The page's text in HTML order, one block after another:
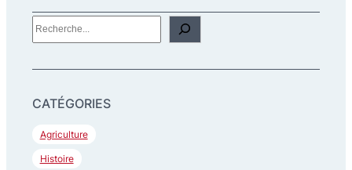
R
e
c
e
CATÉGORIES
Agriculture
Histoire